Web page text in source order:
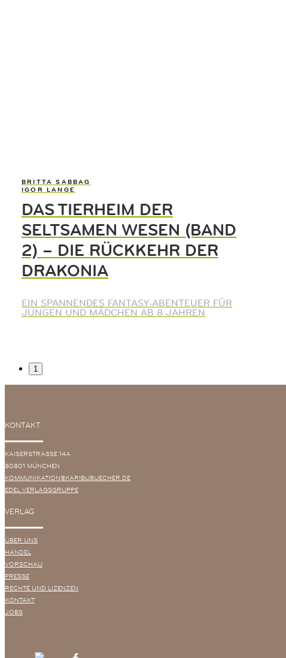
BRITTA SABBAG
IGOR LANGE
DAS TIERHEIM DER
SELTSAMEN WESEN (BAND
2) – DIE RÜCKKEHR DER
DRAKONIA
EIN SPANNENDES FANTASY-ABENTEUER FÜR
JUNGEN UND MÄDCHEN AB 8 JAHREN
1
KONTAKT
KAISERSTRASSE 14A
80801 MÜNCHEN
KOMMUNIKATION@KARIBUBUECHER.DE
EDEL VERLAGSGRUPPE
VERLAG
ÜBER UNS
HANDEL
VORSCHAU
PRESSE
RECHTE UND LIZENZEN
KONTAKT
JOBS